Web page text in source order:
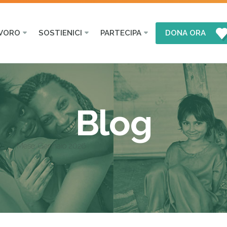
SOSTIENICI PARTECIPA DONA ORA
Blog
Mese:Gennaio 2026